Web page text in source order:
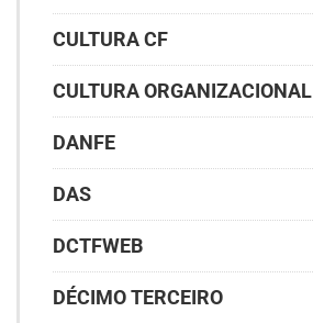
CULTURA CF
CULTURA ORGANIZACIONAL
DANFE
DAS
DCTFWEB
DÉCIMO TERCEIRO